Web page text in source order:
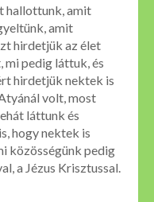
hallottunk, amit
amit
hirdetjük az élet
mi pedig láttuk, és
hirdetjük nektek is
volt, most
láttunk és
hogy nektek is
közösségünk pedig
a Jézus Krisztussal.